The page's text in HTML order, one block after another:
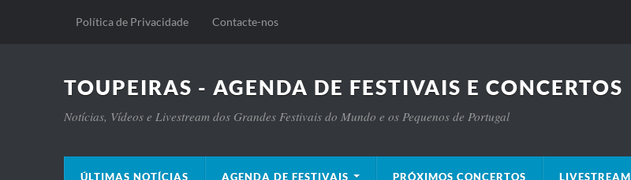
Política de Privacidade Contacte-nos
TOUPEIRAS - AGENDA DE FESTIVAIS E CONCERTOS
Notícias, Vídeos e Livestream dos Grandes Festivais do Mundo e os Pequenos de Portugal
ÚLTIMAS NOTÍCIAS AGENDA DE FESTIVAIS PRÓXIMOS CONCERTOS LIVESTREAM